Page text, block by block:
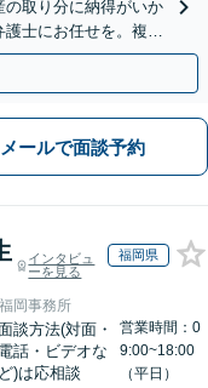
取り分に納得がいか
士にお任せを。複雑
メールで面談予約
インタビュ
ーを見る
福岡県
岡事務所
談方法(対面・
電話・ビデオな
ど)は応相談
営業時間：0
9:00~18:00
（平日）